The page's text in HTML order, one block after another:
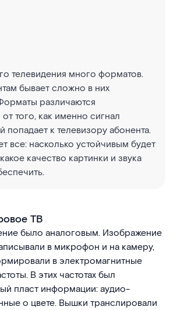
телевидения много форматов.
бывает сложно в них
различаются
того, как именно сигнал
к телевизору абонента.
все: насколько устойчивым будет
качество картинки и звука
ТВ
было аналоговым. Изображение
в микрофон и на камеру,
в электромагнитные
В этих частотах был
пласт информации: аудио-
о цвете. Вышки транслировали